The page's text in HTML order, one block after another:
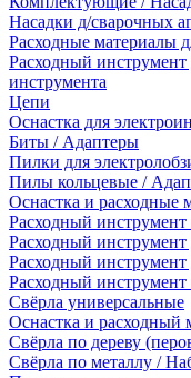
Насадки д/сварочных
Расходные материалы
Расходный
инструмента
Цепи
Оснастка для
Биты / Адаптеры
Пилки для
Пилы кольцевые /
Оснастка и расходные
Расходный
Расходный инструмент
Расходный
Расходный инструмент
Свёрла универсальные
Оснастка и расходный
Свёрла по дереву
Свёрла по металлу /